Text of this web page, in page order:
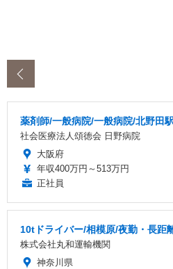
薬剤師/一般病院/一般病院/北野田
社会医療法人頌徳会 日野病院
大阪府
年収400万円～513万円
正社員
10tドライバー/相模原/夜勤・長距
株式会社丸和運輸機関
神奈川県